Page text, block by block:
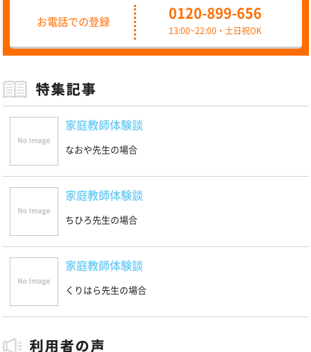
お電話での登録
0120-899-656
13:00~22:00・土日祝OK
家庭教師体験談
なおや先生の場合
家庭教師体験談
ちひろ先生の場合
家庭教師体験談
くりはら先生の場合